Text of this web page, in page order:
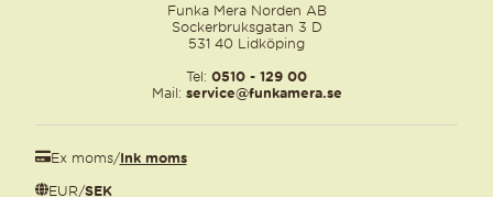
Funka Mera Norden AB
Sockerbruksgatan 3 D
531 40 Lidköping
Tel: 0510 - 129 00
Mail: service@funkamera.se
Ex moms/Ink moms
EUR/SEK